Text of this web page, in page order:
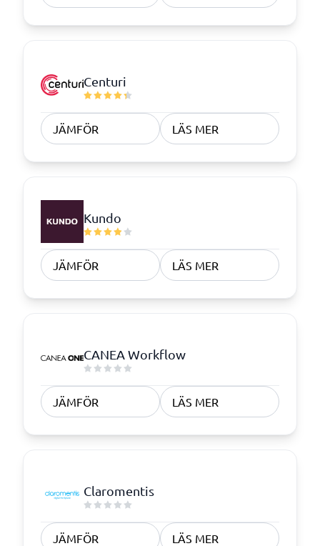
Centuri
JÄMFÖR LÄS MER
Kundo
JÄMFÖR LÄS MER
CANEA Workflow
JÄMFÖR LÄS MER
Claromentis
JÄMFÖR LÄS MER